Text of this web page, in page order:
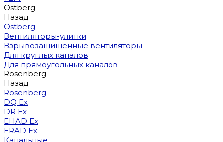
Ostberg
Назад
Ostberg
Вентиляторы-улитки
Взрывозащищенные вентиляторы
Для круглых каналов
Для прямоугольных каналов
Rosenberg
Назад
Rosenberg
DQ Ex
DR Ex
EHAD Ex
ERAD Ex
Канальные